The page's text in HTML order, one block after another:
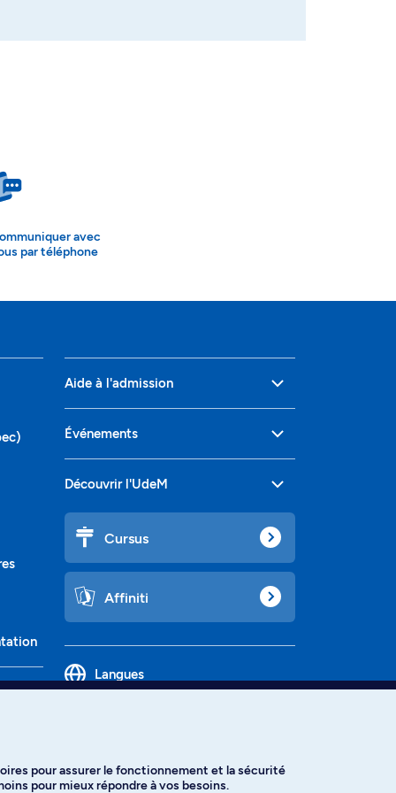
avec
par téléphone
Aide à l'admission
Événements
Découvrir l'UdeM
Cursus
Affiniti
Langues
pour assurer le fonctionnement et la sécurité
pour mieux répondre à vos besoins.